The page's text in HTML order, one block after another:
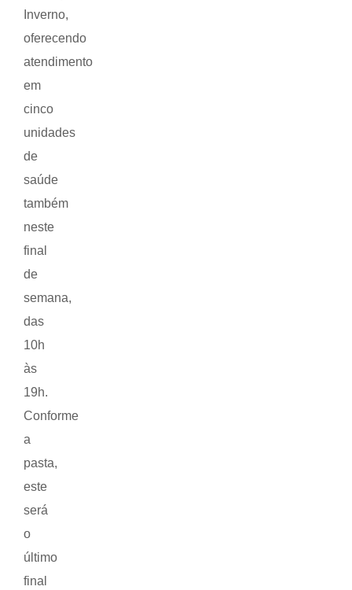
Inverno,
oferecendo
atendimento
em
cinco
unidades
de
saúde
também
neste
final
de
semana,
das
10h
às
19h.
Conforme
a
pasta,
este
será
o
último
final